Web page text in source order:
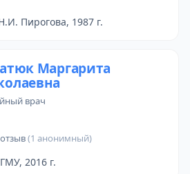
Пирогова, 1987 г.
Маргарита
врач
отзыв(1 анонимный)
2016 г.